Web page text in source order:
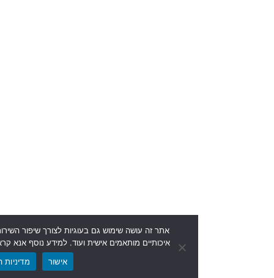
אתר זה עושה שימוש גם בעוגיות לצורך שיפור השירות וחוויית הגלישה
איכותיים מותאמים אישית ועוד. למידע נוסף אנא קראו את מדיניות הפרטיות
מדיניות הפרטיות